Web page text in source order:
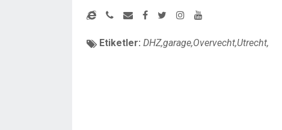
Etiketler: DHZ,garage,Overvecht,Utrecht,